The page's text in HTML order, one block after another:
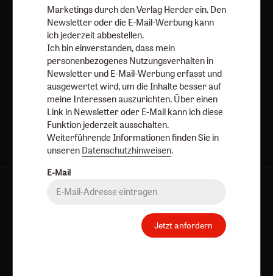
Datenschutzhinweisen.
Jetzt anmelden
AGB und Widerrufsbelehrung
Marketings durch den Verlag Herder ein. Den
Newsletter oder die E-Mail-Werbung kann
ich jederzeit abbestellen.
Ich bin einverstanden, dass mein
personenbezogenes Nutzungsverhalten in
Newsletter und E-Mail-Werbung erfasst und
ausgewertet wird, um die Inhalte besser auf
meine Interessen auszurichten. Über einen
Link in Newsletter oder E-Mail kann ich diese
Funktion jederzeit ausschalten.
Weiterführende Informationen finden Sie in
unseren Datenschutzhinweisen.
E-Mail
Jetzt anfordern